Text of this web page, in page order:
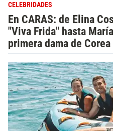
CELEBRIDADES
En CARAS: de Elina
"Viva Frida" hasta
primera dama de Corea